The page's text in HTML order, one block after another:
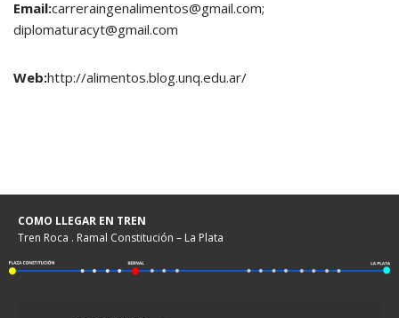
Email:carreraingenalimentos@gmail.com;
diplomaturacyt@gmail.com
Web:http://alimentos.blog.unq.edu.ar/
COMO LLEGAR EN TREN
Tren Roca . Ramal Constitución – La Plata